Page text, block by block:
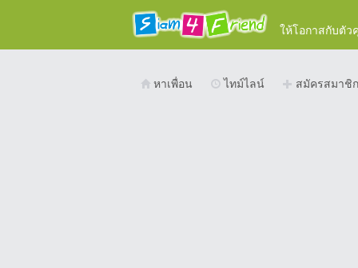
ให้โอกาสกับตัว
หาเพื่อน ไทม์ไลน์ สมัครสมาชิก